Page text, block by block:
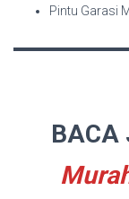
Pintu Garasi
BACA